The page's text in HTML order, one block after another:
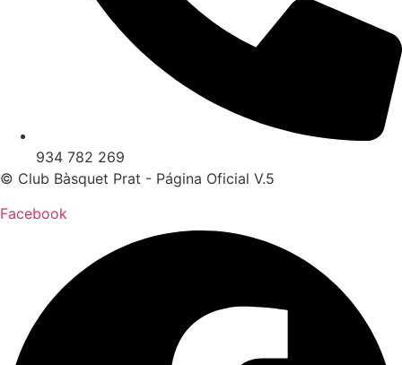
934 782 269
© Club Bàsquet Prat - Página Oficial V.5
Facebook